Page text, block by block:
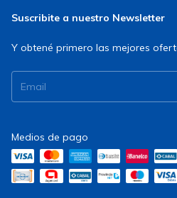
Suscribite a nuestro Newsletter
Y obtené primero las mejores
Medios de pago